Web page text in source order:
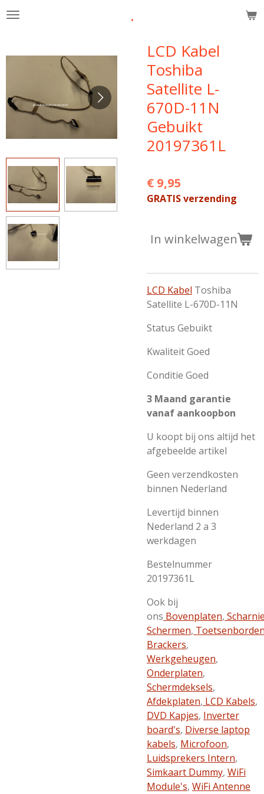
Ga
de
hoofdinhoud
.
LCD Kabel
Toshiba
Satellite L-
670D-11N
Gebuikt
20197361L
€ 9,95
GRATIS verzending
In winkelwagen
LCD Kabel Toshiba
Satellite L-670D-11N
Status Gebuikt
Kwaliteit Goed
Conditie Goed
3 Maand garantie
vanaf aankoopbon
U koopt bij ons altijd het
afgebeelde artikel
Geen verzendkosten
binnen Nederland
Levertijd binnen
Nederland 2 a 3
werkdagen
Bestelnummer
20197361L
Ook bij
ons Bovenplaten,
Schermen,
Brackers,
Werkgeheugen,
Onderplaten,
Schermdeksels,
Afdekplaten, LCD Kabels,
DVD Kapjes, Inverter
board's, Diverse laptop
kabels, Microfoon,
Luidsprekers Intern,
Simkaart Dummy, WiFi
Module's, WiFi Antenne